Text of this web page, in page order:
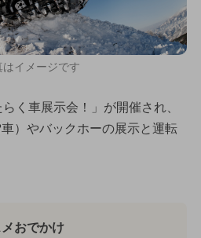
イメージです
く車展示会！」が開催され、
）やバックホーの展示と運転
おでかけ